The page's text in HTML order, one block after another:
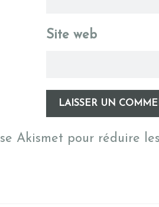
Site web
Akismet pour réduire